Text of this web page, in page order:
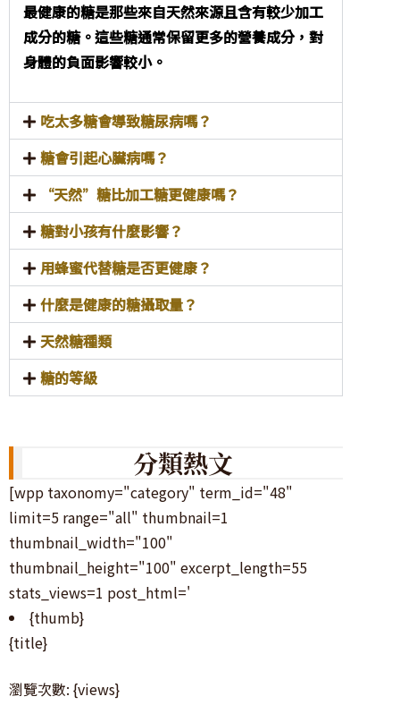
最健康的糖是那些來自天然來源且含有較少加工
成分的糖。這些糖通常保留更多的營養成分，對
身體的負面影響較小。
吃太多糖會導致糖尿病嗎？
糖會引起心臟病嗎？
“天然”糖比加工糖更健康嗎？
糖對小孩有什麼影響？
用蜂蜜代替糖是否更健康？
什麼是健康的糖攝取量？
天然糖種類
糖的等級
分類熱文
[wpp taxonomy="category" term_id="48"
limit=5 range="all" thumbnail=1
thumbnail_width="100"
thumbnail_height="100" excerpt_length=55
stats_views=1 post_html='
{thumb}
{title}
瀏覽次數: {views}